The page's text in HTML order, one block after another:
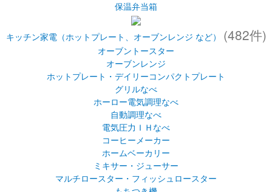
お弁当（スープジャー(フードジャー)・ランチジャー・保温弁当箱な
ど）
(175件)
スープジャー(フードジャー)
ステンレスランチジャー
保温弁当箱
キッチン家電（ホットプレート、オーブンレンジ など）
オーブントースター
オーブンレンジ
ホットプレート・デイリーコンパクトプレート
グリルなべ
ホーロー電気調理なべ